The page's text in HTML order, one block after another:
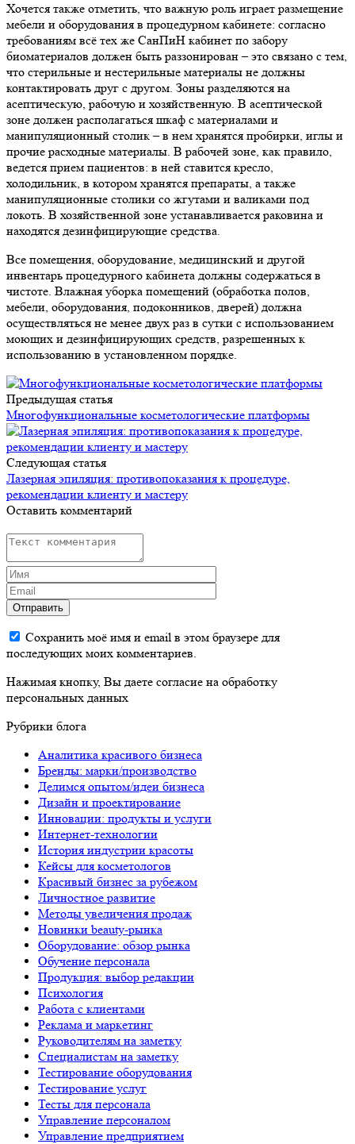
Хочется также отметить, что важную роль играет размещение
мебели и оборудования в процедурном кабинете: согласно
требованиям всё тех же СанПиН кабинет по забору
биоматериалов должен быть раззонирован – это связано с тем,
что стерильные и нестерильные материалы не должны
контактировать друг с другом. Зоны разделяются на
асептическую, рабочую и хозяйственную. В асептической
зоне должен располагаться шкаф с материалами и
манипуляционный столик – в нем хранятся пробирки, иглы и
прочие расходные материалы. В рабочей зоне, как правило,
ведется прием пациентов: в ней ставится кресло,
холодильник, в котором хранятся препараты, а также
манипуляционные столики со жгутами и валиками под
локоть. В хозяйственной зоне устанавливается раковина и
находятся дезинфицирующие средства.
Все помещения, оборудование, медицинский и другой
инвентарь процедурного кабинета должны содержаться в
чистоте. Влажная уборка помещений (обработка полов,
мебели, оборудования, подоконников, дверей) должна
осуществляться не менее двух раз в сутки с использованием
моющих и дезинфицирующих средств, разрешенных к
использованию в установленном порядке.
Предыдущая статья
Многофункциональные косметологические платформы
Следующая статья
Лазерная эпиляция: противопоказания к процедуре,
рекомендации клиенту и мастеру
Оставить комментарий
Отправить
Сохранить моё имя и email в этом браузере для
последующих моих комментариев.
Нажимая кнопку, Вы даете согласие на обработку
персональных данных
Рубрики блога
Аналитика красивого бизнеса
Бренды: марки/производство
Делимся опытом/идеи бизнеса
Дизайн и проектирование
Инновации: продукты и услуги
Интернет-технологии
История индустрии красоты
Кейсы для косметологов
Красивый бизнес за рубежом
Личностное развитие
Методы увеличения продаж
Новинки beauty-рынка
Оборудование: обзор рынка
Обучение персонала
Продукция: выбор редакции
Психология
Работа с клиентами
Реклама и маркетинг
Руководителям на заметку
Специалистам на заметку
Тестирование оборудования
Тестирование услуг
Тесты для персонала
Управление персоналом
Управление предприятием